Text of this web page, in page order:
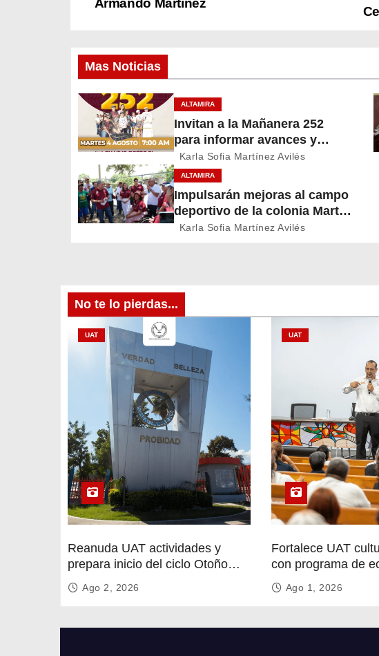
e
g
a
c
i
ó
e
e
r
a
d
a
Armando Martínez
Mas Noticias
ALTAMIRA
Invitan a la Mañanera 252
para informar avances y
proyectos de Altamira
Karla Sofia Martínez Avilés
ALTAMIRA
Impulsarán mejoras al campo
deportivo de la colonia Martín
A. Martínez
Karla Sofia Martínez Avilés
No te lo pierdas...
UAT
Reanuda UAT actividades y
prepara inicio del ciclo Otoño
2026
Ago 2, 2026
UAT
Fortalece UAT
con programa de
circular
Ago 1, 2026